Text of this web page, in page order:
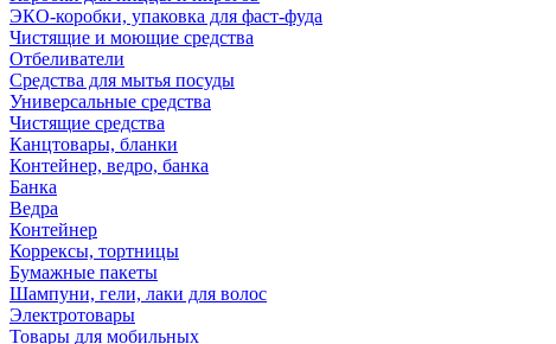
ЭКО-коробки, упаковка для фаст-фуда
Чистящие и моющие средства
Отбеливатели
Средства для мытья посуды
Универсальные средства
Чистящие средства
Канцтовары, бланки
Контейнер, ведро, банка
Банка
Ведра
Контейнер
Коррексы, тортницы
Бумажные пакеты
Шампуни, гели, лаки для волос
Электротовары
Товары для мобильных